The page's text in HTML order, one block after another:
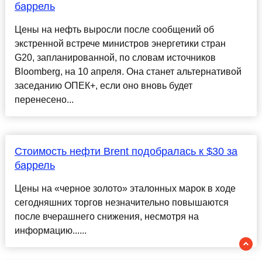
баррель
Цены на нефть выросли после сообщений об
экстренной встрече министров энергетики стран
G20, запланированной, по словам источников
Bloomberg, на 10 апреля. Она станет альтернативой
заседанию ОПЕК+, если оно вновь будет
перенесено...
Стоимость нефти Brent подобралась к $30 за
баррель
Цены на «черное золото» эталонных марок в ходе
сегодняшних торгов незначительно повышаются
после вчерашнего снижения, несмотря на
информацию......